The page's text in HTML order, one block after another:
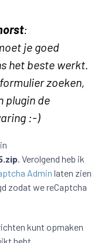
:
je goed
het beste werkt.
zoeken,
plugin de
:-)
. Verolgend heb ik
Admin laten zien
zodat we reCaptcha
kunt opmaken